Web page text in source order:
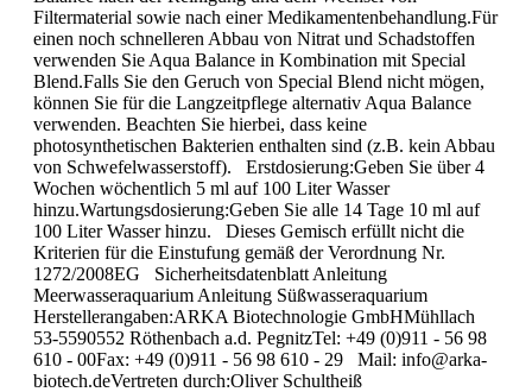
Filtermaterial sowie nach einer Medikamentenbehandlung.Für
einen noch schnelleren Abbau von Nitrat und Schadstoffen
verwenden Sie Aqua Balance in Kombination mit Special
Blend.Falls Sie den Geruch von Special Blend nicht mögen,
können Sie für die Langzeitpflege alternativ Aqua Balance
verwenden. Beachten Sie hierbei, dass keine
photosynthetischen Bakterien enthalten sind (z.B. kein Abbau
von Schwefelwasserstoff). Erstdosierung:Geben Sie über 4
Wochen wöchentlich 5 ml auf 100 Liter Wasser
hinzu.Wartungsdosierung:Geben Sie alle 14 Tage 10 ml auf
100 Liter Wasser hinzu. Dieses Gemisch erfüllt nicht die
Kriterien für die Einstufung gemäß der Verordnung Nr.
1272/2008EG Sicherheitsdatenblatt Anleitung
Meerwasseraquarium Anleitung Süßwasseraquarium
Herstellerangaben:ARKA Biotechnologie GmbHMühllach
53-5590552 Röthenbach a.d. PegnitzTel: +49 (0)911 - 56 98
610 - 00Fax: +49 (0)911 - 56 98 610 - 29 Mail: info@arka-
biotech.deVertreten durch:Oliver Schultheiß